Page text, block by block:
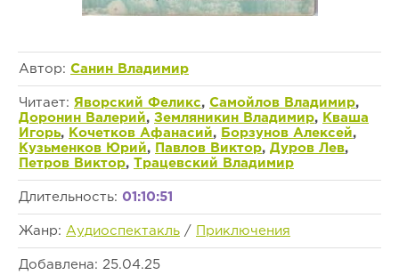
Автор: Санин Владимир
Читает: Яворский Феликс, Самойлов Владимир,
Доронин Валерий, Земляникин Владимир,
Кваша
Игорь, Кочетков Афанасий, Борзунов Алексей,
Кузьменков Юрий, Павлов Виктор, Дуров Лев,
Петров Виктор, Трацевский Владимир
Длительность: 01:10:51
Жанр: Аудиоспектакль / Приключения
Добавлена: 25.04.25